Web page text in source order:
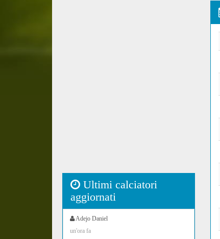
Ultimi calciatori
aggiornati
Adejo Daniel
un'ora fa